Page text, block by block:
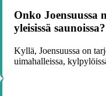
Onko Joensuussa
yleisissä saunoissa?
Kyllä, Joensuussa on
uimahalleissa,